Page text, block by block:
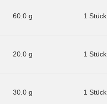
60.0 g 1 Stück
20.0 g 1 Stück
30.0 g 1 Stück